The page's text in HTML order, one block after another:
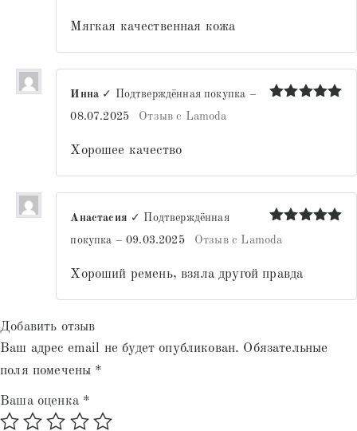
Мягкая качественная кожа
Инна ✓ Подтверждённая покупка –
08.07.2025
Отзыв с Lamoda
Хорошее качество
Оценка
из 5
Анастасия ✓ Подтверждённая
покупка – 09.03.2025 Отзыв с Lamoda
Хороший ремень, взяла другой правда
Добавить отзыв
Ваш адрес email не будет опубликован. Обязательные
поля помечены *
Ваша оценка *